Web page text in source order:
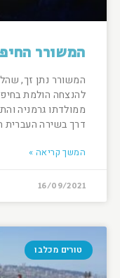
המשורר
המשורר נתן זך,
להנצחה הולמת
ממולדתו גרמניה
דרך בשירה העברית
המשך קריאה »
16/09/2021
טורים מכלבו